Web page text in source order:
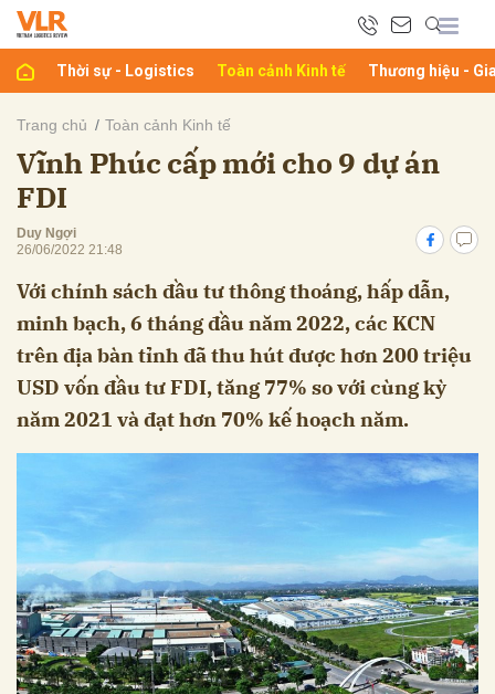
Thời sự - Logistics Toàn cảnh Kinh tế Thương hiệu -
Trang chủ Toàn cảnh Kinh tế
Vĩnh Phúc cấp mới cho 9 dự án
FDI
Duy Ngợi
26/06/2022 21:48
Với chính sách đầu tư thông thoáng, hấp dẫn,
minh bạch, 6 tháng đầu năm 2022, các KCN
trên địa bàn tỉnh đã thu hút được hơn 200 triệu
USD vốn đầu tư FDI, tăng 77% so với cùng kỳ
năm 2021 và đạt hơn 70% kế hoạch năm.
luận
Hủy